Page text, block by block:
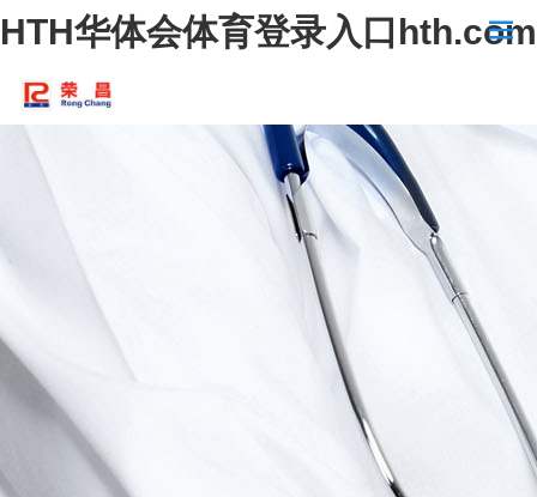
HTH华体会体育登录入口hth.com